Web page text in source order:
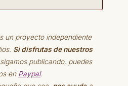
un proyecto independiente
Si disfrutas de nuestros
publicando, puedes
en Paypal.